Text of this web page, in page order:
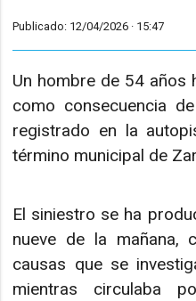
Publicado: 12/04/2026 · 15:47
Un hombre de 54 años
como consecuencia
registrado en la
término municipal de
El siniestro se ha
nueve de la mañana,
causas que se
mientras circulaba